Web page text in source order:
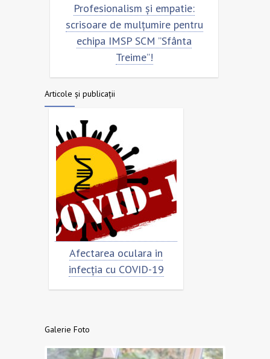
Profesionalism și empatie:
scrisoare de mulțumire pentru
echipa IMSP SCM ”Sfânta
Treime”!
Articole și publicații
Afectarea oculara in
infecția cu COVID-19
Galerie Foto